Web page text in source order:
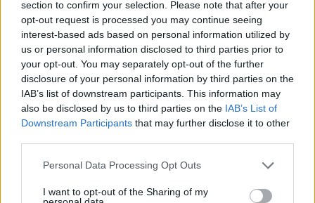
section to confirm your selection. Please note that after your
opt-out request is processed you may continue seeing
interest-based ads based on personal information utilized by
us or personal information disclosed to third parties prior to
your opt-out. You may separately opt-out of the further
disclosure of your personal information by third parties on the
IAB’s list of downstream participants. This information may
also be disclosed by us to third parties on the IAB’s List of
Downstream Participants that may further disclose it to other
Personal Data Processing Opt Outs
I want to opt-out of the Sharing of my